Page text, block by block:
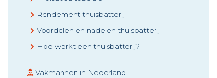
Rendement thuisbatterij
Voordelen en nadelen thuisbatterij
Hoe werkt een thuisbatterij?
Vakmannen in Nederland